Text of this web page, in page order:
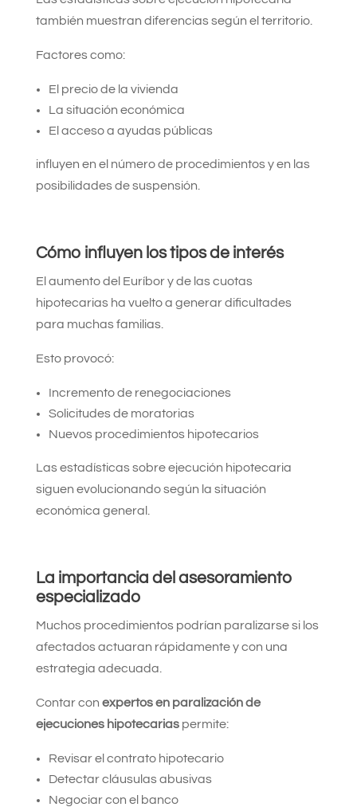
también muestran diferencias según el territorio.
Factores como:
El precio de la vivienda
La situación económica
El acceso a ayudas públicas
influyen en el número de procedimientos y en las
posibilidades de suspensión.
Cómo influyen los tipos de interés
El aumento del Euríbor y de las cuotas
hipotecarias ha vuelto a generar dificultades
para muchas familias.
Esto provocó:
Incremento de renegociaciones
Solicitudes de moratorias
Nuevos procedimientos hipotecarios
Las estadísticas sobre ejecución hipotecaria
siguen evolucionando según la situación
económica general.
La importancia del asesoramiento
especializado
Muchos procedimientos podrían paralizarse si los
afectados actuaran rápidamente y con una
estrategia adecuada.
Contar con expertos en paralización de
ejecuciones hipotecariaspermite:
Revisar el contrato hipotecario
Detectar cláusulas abusivas
Negociar con el banco